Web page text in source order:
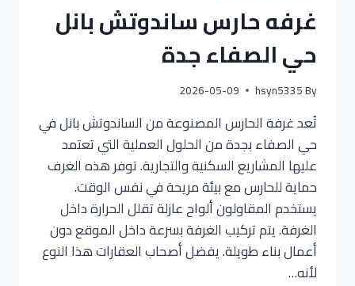
غرفه حارس ساندوتش بانل
حي الصفاء جدة
By
hsyn5335
2026-05-09
تُعد غرفة الحارس المصنوعة من الساندوتش بانل في
حي الصفاء بجدة من الحلول العملية التي تعتمد
عليها المشاريع السكنية والتجارية. توفر هذه الغرف
حماية للحارس مع بيئة مريحة في نفس الوقت.
يستخدم المقاولون ألواح عازلة تقلل الحرارة داخل
الغرفة. يتم تركيب الغرفة بسرعة داخل الموقع دون
أعمال بناء طويلة. يفضل أصحاب العقارات هذا النوع
لأنه…